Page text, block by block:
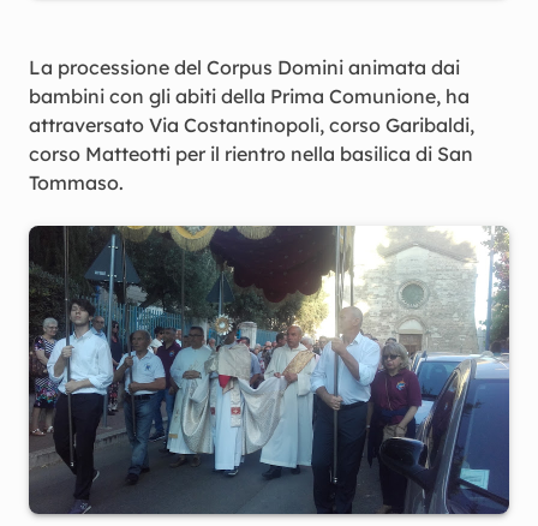
La processione del Corpus Domini animata dai
bambini con gli abiti della Prima Comunione, ha
attraversato Via Costantinopoli, corso Garibaldi,
corso Matteotti per il rientro nella basilica di San
Tommaso.